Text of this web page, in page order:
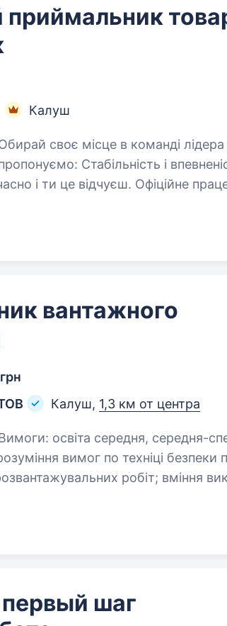
Калуш
і впевненість — в АТБ
Офіційне працевлаштування — все
вантажного
Калуш, 1,3 км от центра
робіт; вміння виконувати поставлені
шаг